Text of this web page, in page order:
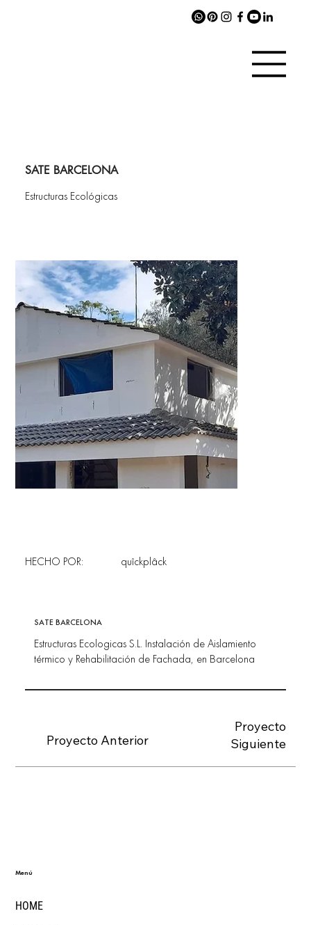
SATE BARCELONA
Estructuras Ecológicas
Proyecto
Siguiente
Proyecto Anterior
quîckplâck
HECHO POR:
SATE BARCELONA
Estructuras Ecologicas S.L. Instalación de Aislamiento
térmico y Rehabilitación de Fachada, en Barcelona
HOME
Menú